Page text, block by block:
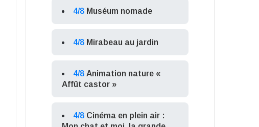
4/8 Muséum nomade
4/8 Mirabeau au jardin
4/8 Animation nature «
Affût castor »
4/8 Cinéma en plein air :